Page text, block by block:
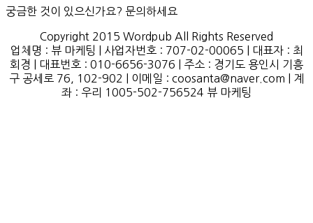
궁금한 것이 있으신가요? 문의하세요
Copyright 2015 Wordpub All Rights Reserved
업체명 : 뷰 마케팅 | 사업자번호 : 707-02-00065 | 대표자 : 최
회경 | 대표번호 : 010-6656-3076 | 주소 : 경기도 용인시 기흥
구 공세로 76, 102-902 | 이메일 : coosanta@naver.com | 계
좌 : 우리 1005-502-756524 뷰 마케팅